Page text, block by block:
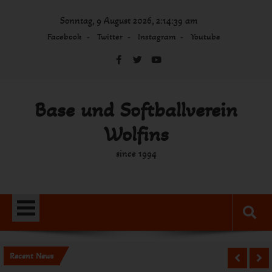
Sonntag, 9 August 2026, 2:14:39 am
Facebook Twitter Instagram Youtube
Base und Softballverein
Wolfins
since 1994
Recent News